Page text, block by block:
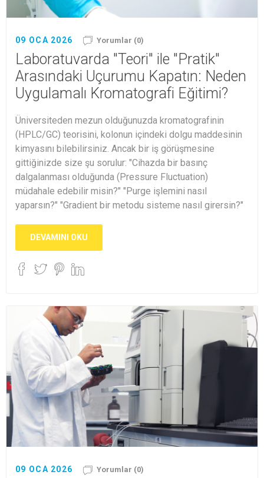
09 OCA 2026 Yorumlar (0)
Laboratuvarda "Teori" ile "Pratik"
Arasındaki Uçurumu Kapatın: Neden
Uygulamalı Kromatografi Eğitimi?
Üniversiteden mezun olduğunuzda kromatografinin
(HPLC/GC) teorisini, kolonun içindeki dolgu maddesinin
kimyasını bilebilirsiniz. Ancak bir iş görüşmesine
gittiğinizde size şu sorulur: "Cihazda bir basınç
dalgalanması olduğunda (Pressure Fluctuation)
müdahale edebilir misin?" "Purge işlemini nasıl
yaparsın?" "Gradient bir metodu sisteme nasıl girersin?"
DEVAMINI OKU
09 OCA 2026 Yorumlar (0)